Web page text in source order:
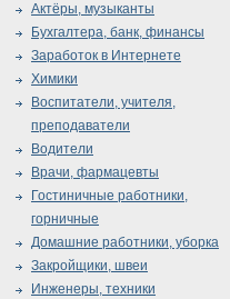
Актёры, музыканты
Бухгалтера, банк, финансы
Заработок в Интернете
Химики
Воспитатели, учителя,
преподаватели
Водители
Врачи, фармацевты
Гостиничные работники,
горничные
Домашние работники, уборка
Закройщики, швеи
Инженеры, техники